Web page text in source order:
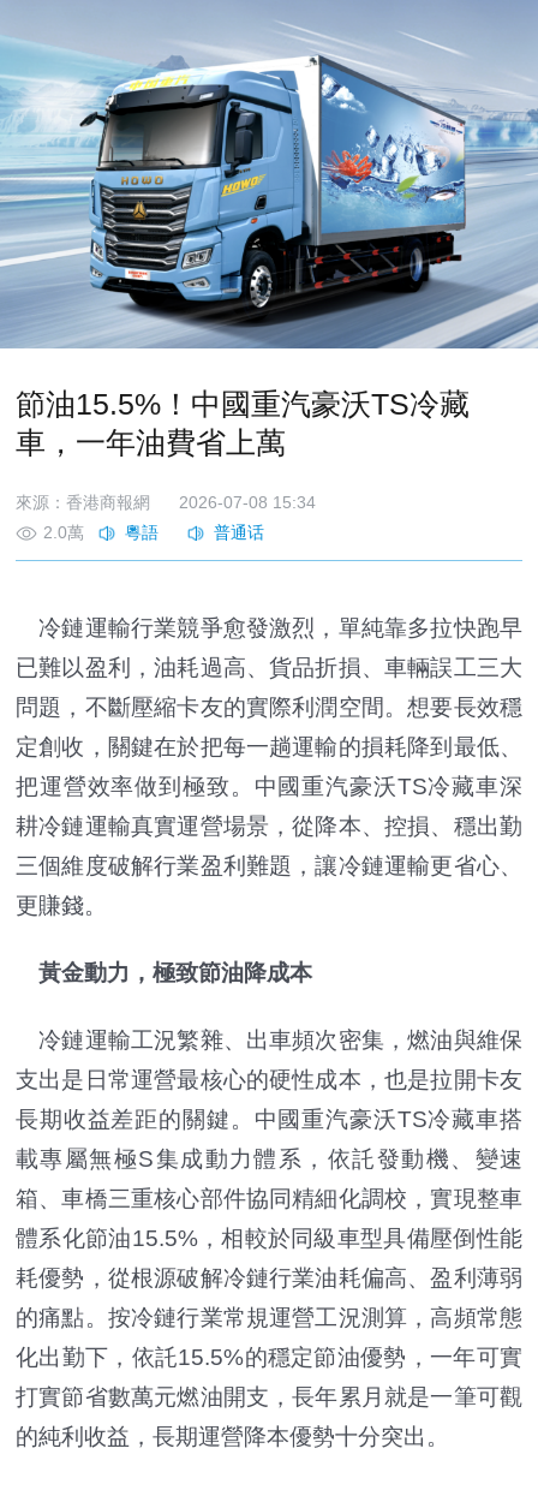
節油15.5%！中國重汽豪沃TS冷藏
車，一年油費省上萬
來源：香港商報網
2026-07-08 15:34
2.0萬
冷鏈運輸行業競爭愈發激烈，單純靠多拉快跑早
已難以盈利，油耗過高、貨品折損、車輛誤工三大
問題，不斷壓縮卡友的實際利潤空間。想要長效穩
定創收，關鍵在於把每一趟運輸的損耗降到最低、
把運營效率做到極致。中國重汽豪沃TS冷藏車深
耕冷鏈運輸真實運營場景，從降本、控損、穩出勤
三個維度破解行業盈利難題，讓冷鏈運輸更省心、
更賺錢。
黃金動力，極致節油降成本
冷鏈運輸工況繁雜、出車頻次密集，燃油與維保
支出是日常運營最核心的硬性成本，也是拉開卡友
長期收益差距的關鍵。中國重汽豪沃TS冷藏車搭
載專屬無極S集成動力體系，依託發動機、變速
箱、車橋三重核心部件協同精細化調校，實現整車
體系化節油15.5%，相較於同級車型具備壓倒性能
耗優勢，從根源破解冷鏈行業油耗偏高、盈利薄弱
的痛點。按冷鏈行業常規運營工況測算，高頻常態
化出勤下，依託15.5%的穩定節油優勢，一年可實
打實節省數萬元燃油開支，長年累月就是一筆可觀
的純利收益，長期運營降本優勢十分突出。